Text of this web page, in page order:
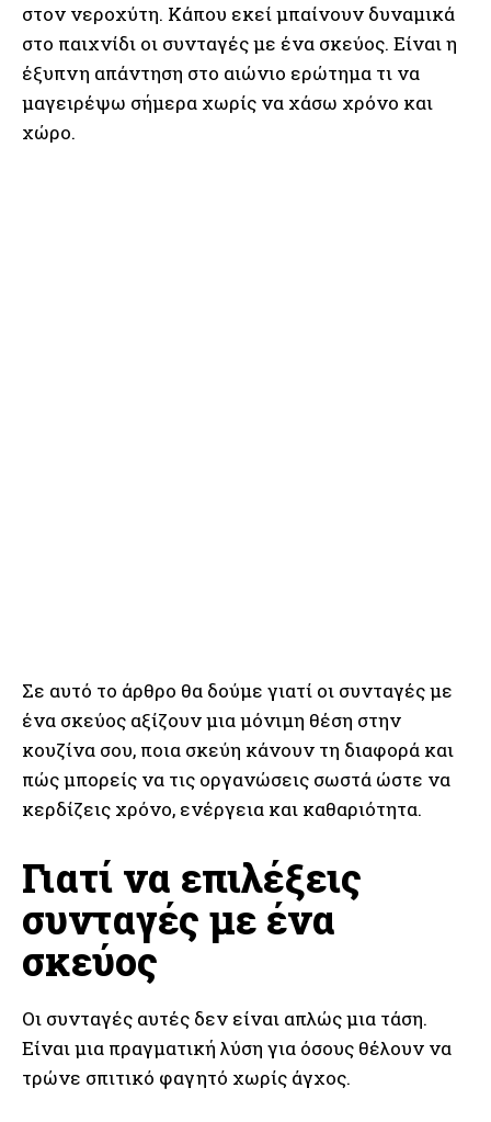
στον νεροχύτη. Κάπου εκεί μπαίνουν δυναμικά
στο παιχνίδι οι συνταγές με ένα σκεύος. Είναι η
έξυπνη απάντηση στο αιώνιο ερώτημα τι να
μαγειρέψω σήμερα χωρίς να χάσω χρόνο και
χώρο.
Σε αυτό το άρθρο θα δούμε γιατί οι συνταγές με
ένα σκεύος αξίζουν μια μόνιμη θέση στην
κουζίνα σου, ποια σκεύη κάνουν τη διαφορά και
πώς μπορείς να τις οργανώσεις σωστά ώστε να
κερδίζεις χρόνο, ενέργεια και καθαριότητα.
Γιατί να επιλέξεις
συνταγές με ένα
σκεύος
Οι συνταγές αυτές δεν είναι απλώς μια τάση.
Είναι μια πραγματική λύση για όσους θέλουν να
τρώνε σπιτικό φαγητό χωρίς άγχος.